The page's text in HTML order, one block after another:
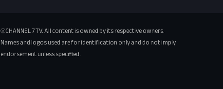
⦾CHANNEL 7 TV. All content is owned by its respective owners.
Names and logos used are for identification only and do not imply
endorsement unless specified.